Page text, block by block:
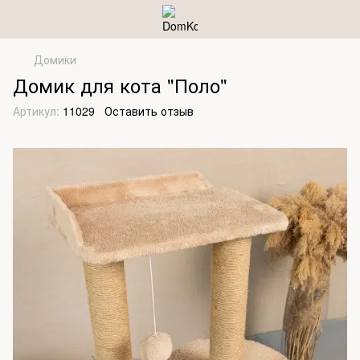
Домики
Домик для кота "Поло"
Артикул: 11029 Оставить отзыв